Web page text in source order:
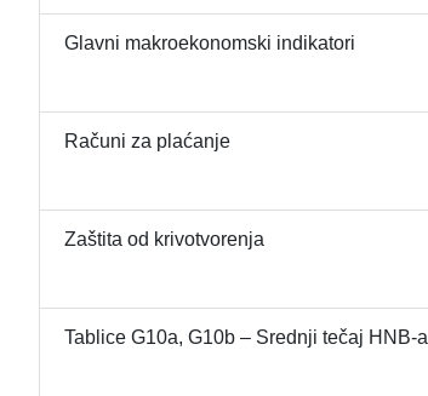
Glavni makroekonomski indikatori
Računi za plaćanje
Zaštita od krivotvorenja
Tablice G10a, G10b – Srednji tečaj HNB-a